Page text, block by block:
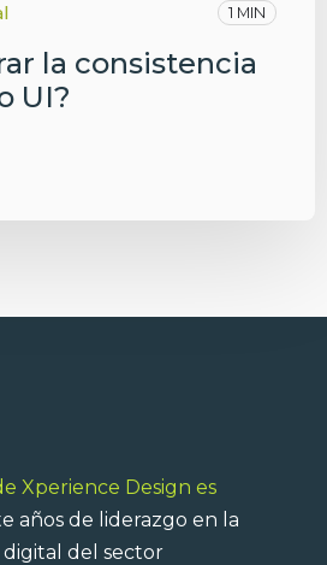
1 MIN
la consistencia
UI?
Xperience Design es
años de liderazgo en la
del sector